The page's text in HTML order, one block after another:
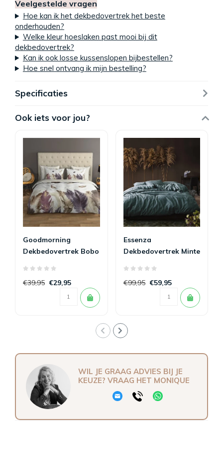
Veelgestelde vragen
Hoe kan ik het dekbedovertrek het beste
onderhouden?
Welke kleur hoeslaken past mooi bij dit
dekbedovertrek?
Kan ik ook losse kussenslopen bijbestellen?
Hoe snel ontvang ik mijn bestelling?
Specificaties
Ook iets voor jou?
Goodmorning
Dekbedovertrek Bobo
€39,95 €29,95
Essenza
Dekbedovertrek Minte
€99,95 €59,95
WIL JE GRAAG ADVIES BIJ JE
KEUZE? VRAAG HET MONIQUE